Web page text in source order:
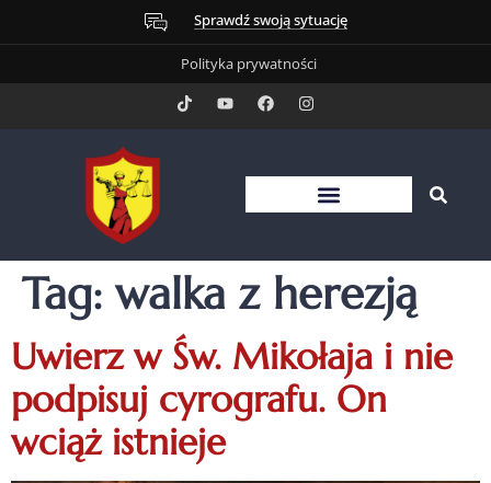
Sprawdź swoją sytuację
Polityka prywatności
Tag: walka z herezją
Uwierz w Św. Mikołaja i nie
podpisuj cyrografu. On
wciąż istnieje